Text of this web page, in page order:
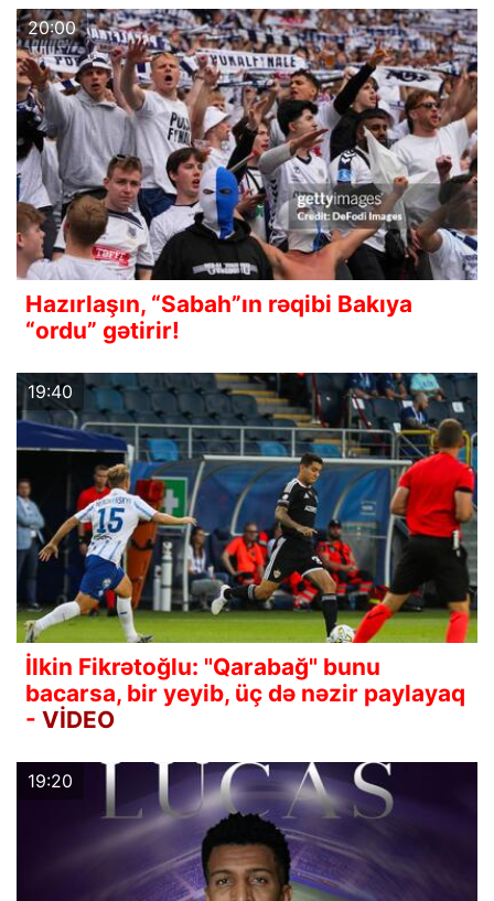
20:00
Hazırlaşın, “Sabah”ın rəqibi Bakıya
“ordu” gətirir!
19:40
İlkin Fikrətoğlu: "Qarabağ" bunu
bacarsa, bir yeyib, üç də nəzir paylayaq
- VİDEO
19:20